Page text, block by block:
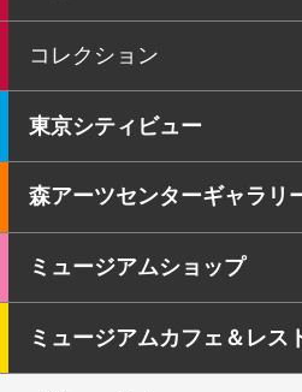
コレクション
東京シティビュー
森アーツセンターギャラリ
ミュージアムショップ
ミュージアムカフェ＆レス